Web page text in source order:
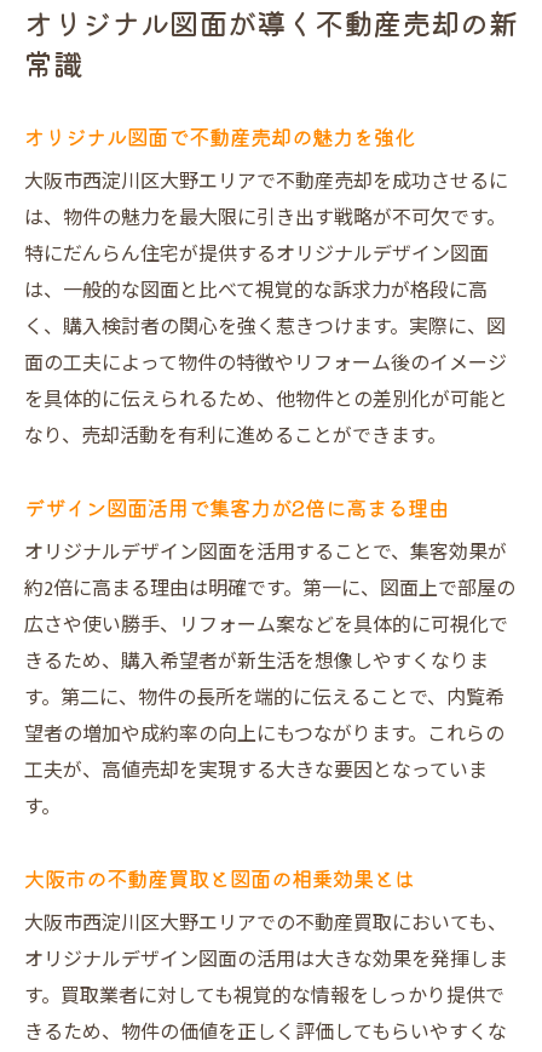
オリジナル図面が導く不動産売却の新
常識
オリジナル図面で不動産売却の魅力を強化
大阪市西淀川区大野エリアで不動産売却を成功させるに
は、物件の魅力を最大限に引き出す戦略が不可欠です。
特にだんらん住宅が提供するオリジナルデザイン図面
は、一般的な図面と比べて視覚的な訴求力が格段に高
く、購入検討者の関心を強く惹きつけます。実際に、図
面の工夫によって物件の特徴やリフォーム後のイメージ
を具体的に伝えられるため、他物件との差別化が可能と
なり、売却活動を有利に進めることができます。
デザイン図面活用で集客力が2倍に高まる理由
オリジナルデザイン図面を活用することで、集客効果が
約2倍に高まる理由は明確です。第一に、図面上で部屋の
広さや使い勝手、リフォーム案などを具体的に可視化で
きるため、購入希望者が新生活を想像しやすくなりま
す。第二に、物件の長所を端的に伝えることで、内覧希
望者の増加や成約率の向上にもつながります。これらの
工夫が、高値売却を実現する大きな要因となっていま
す。
大阪市の不動産買取と図面の相乗効果とは
大阪市西淀川区大野エリアでの不動産買取においても、
オリジナルデザイン図面の活用は大きな効果を発揮しま
す。買取業者に対しても視覚的な情報をしっかり提供で
きるため、物件の価値を正しく評価してもらいやすくな